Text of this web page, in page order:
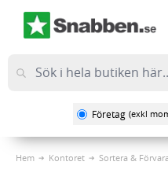
Företag (exkl
Hem Kontoret Sortera & Förvara